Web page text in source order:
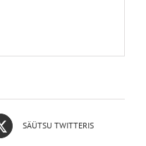
SÄÜTSU TWITTERIS